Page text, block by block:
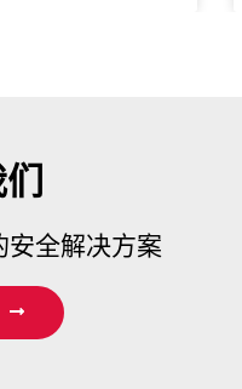
安全解决方案